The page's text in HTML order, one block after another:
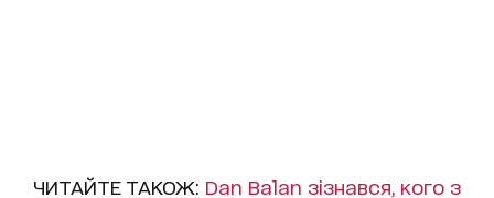
ЧИТАЙТЕ ТАКОЖ: Dan Balan зізнався, кого з